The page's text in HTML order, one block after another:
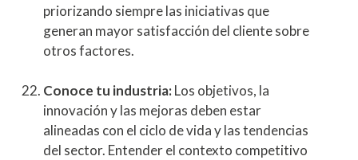
priorizando siempre las iniciativas que
generan mayor satisfacción del cliente sobre
otros factores.
Conoce tu industria:Los objetivos, la
innovación y las mejoras deben estar
alineadas con el ciclo de vida y las tendencias
del sector. Entender el contexto competitivo